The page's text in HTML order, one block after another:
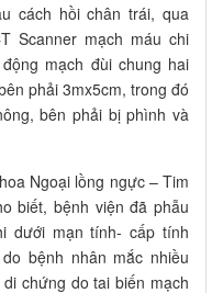
cách hồi chân trái, qua
Scanner mạch máu chi
mạch đùi chung hai
phải 3mx5cm, trong đó
bên phải bị phình và
Ngoại lồng ngực – Tim
biết, bệnh viện đã phẫu
dưới mạn tính- cấp tính
bệnh nhân mắc nhiều
chứng do tai biến mạch